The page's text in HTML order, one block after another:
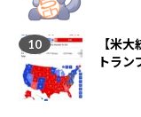
【米
トラ